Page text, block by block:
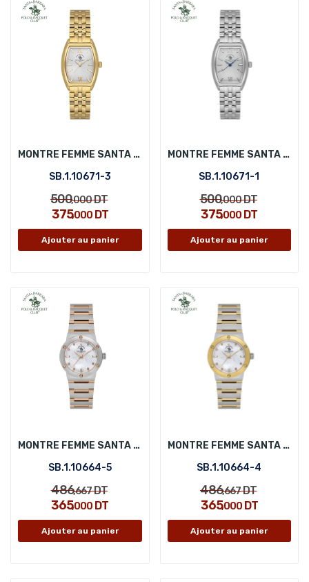
MONTRE FEMME SANTA BARBARA POLO SB.1.10671-3
SB.1.10671-3
500,000DT
375,000DT
Ajouter au panier
MONTRE FEMME SANTA BARBARA POLO SB.1.10671-1
SB.1.10671-1
500,000DT
375,000 DT
Ajouter au panier
MONTRE FEMME SANTA BARBARA POLO SB.1.10664-5
SB.1.10664-5
486,667DT
365,000 DT
Ajouter au panier
MONTRE FEMME SANTA BARBARA POLO SB.1.10664-4
SB.1.10664-4
486,667DT
365,000DT
Ajouter au panier